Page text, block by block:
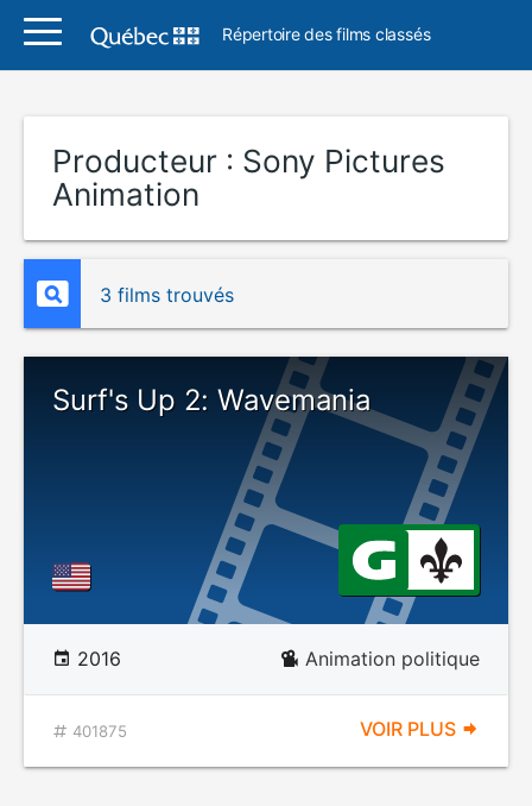
Répertoire des films classés
Producteur : Sony Pictures
Animation
3 films trouvés
Surf's Up 2: Wavemania
2016 Animation politique
401875 VOIR PLUS